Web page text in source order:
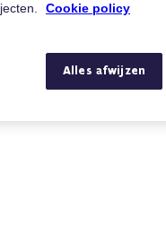
Cookie policy
Alles afwijzen